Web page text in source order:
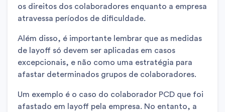
os direitos dos colaboradores enquanto a empresa
atravessa períodos de dificuldade.
Além disso, é importante lembrar que as medidas
de layoff só devem ser aplicadas em casos
excepcionais, e não como uma estratégia para
afastar determinados grupos de colaboradores.
Um exemplo é o caso do colaborador PCD que foi
afastado em layoff pela empresa. No entanto, a